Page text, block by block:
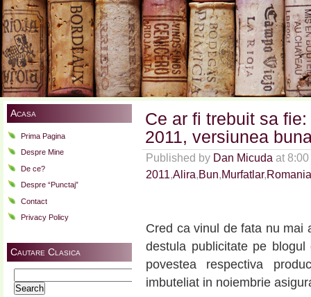
Acasa
Prima Pagina
Despre Mine
De ce?
Despre “Punctaj”
Contact
Privacy Policy
Cautare Clasica
for:
Ce ar fi trebuit sa
2011, versiunea
Published by Dan Micuda at
2011,Alira,Bun,Murfatlar,Romania
Cred ca vinul de fata nu mai
destula publicitate pe
povestea respectiva
imbuteliat in noiembrie